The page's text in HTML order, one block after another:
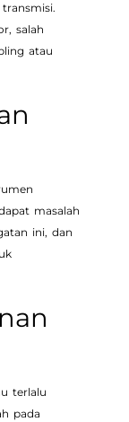
salah
atau
masalah
ini, dan
terlalu
pada